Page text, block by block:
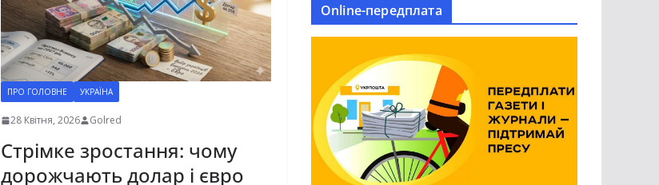
ПРО ГОЛОВНЕ УКРАЇНА
28 Квітня, 2026 Golred
Стрімке зростання: чому
дорожчають долар і євро
Online-передплата